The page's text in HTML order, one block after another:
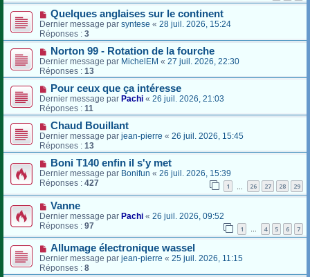
Quelques anglaises sur le continent
Dernier message par syntese « 28 juil. 2026, 15:24
Réponses : 3
Norton 99 - Rotation de la fourche
Dernier message par MichelEM « 27 juil. 2026, 22:30
Réponses : 13
Pour ceux que ça intéresse
Dernier message par Pachi « 26 juil. 2026, 21:03
Réponses : 11
Chaud Bouillant
Dernier message par jean-pierre « 26 juil. 2026, 15:45
Réponses : 13
Boni T140 enfin il s'y met
Dernier message par Bonifun « 26 juil. 2026, 15:39
Réponses : 427 1 26 27 28 29
Vanne
Dernier message par Pachi « 26 juil. 2026, 09:52
Réponses : 97 1 … 4 5 6 7
Allumage électronique wassel
Dernier message par jean-pierre « 25 juil. 2026, 11:15
Réponses : 8